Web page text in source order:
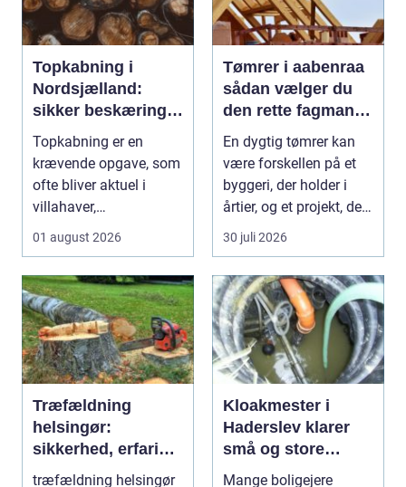
Topkabning i
Nordsjælland:
sikker beskæring
af store træer
Topkabning er en
krævende opgave, som
ofte bliver aktuel i
villahaver,
sommerhusområder ...
01 august 2026
Tømrer i aabenraa
sådan vælger du
den rette fagmand
til dit projekt
En dygtig tømrer kan
være forskellen på et
byggeri, der holder i
årtier, og et projekt, der
hurtigt ...
30 juli 2026
Træfældning
helsingør:
sikkerhed, erfaring
og gode løsninger i
træfældning helsingør
Kloakmester i
Haderslev klarer
små og store
akutte opgaver
Mange boligejere